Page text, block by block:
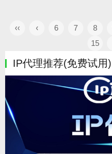
‹‹ ‹ 6 7 8
15
IP代理推荐(免费试用)